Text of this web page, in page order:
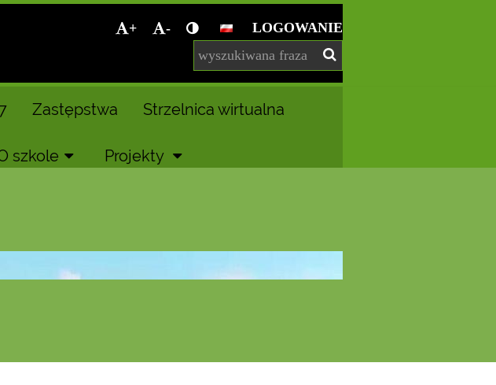
+ - LOGOWANIE
Zastępstwa Strzelnica wirtualna
szkole Projekty